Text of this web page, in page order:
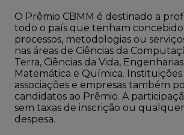
O Prêmio CBMM é destinado a
todo o país que tenham
processos, metodologias ou
nas áreas de Ciências da
Terra, Ciências da Vida,
Matemática e Química. Instituições
associações e empresas também
candidatos ao Prêmio. A
sem taxas de inscrição ou
despesa.